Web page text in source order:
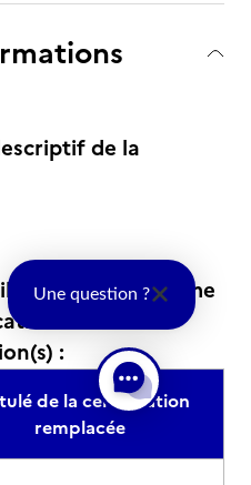
de la
aucun organisme
:
de la certification
remplacée
Une question ?